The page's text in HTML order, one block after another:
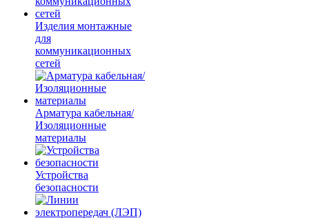
Изделия монтажные
для
коммуникационных
сетей
Арматура кабельная/
Изоляционные
материалы
Устройства
безопасности